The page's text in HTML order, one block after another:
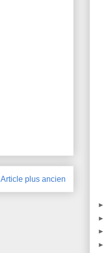
Article plus ancien
►
►
►
►